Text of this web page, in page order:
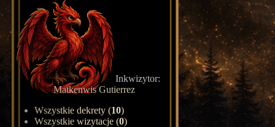
Inkwizytor:
Matkenwis Gutierrez
Wszystkie dekrety (10)
Wszystkie wizytacje (0)